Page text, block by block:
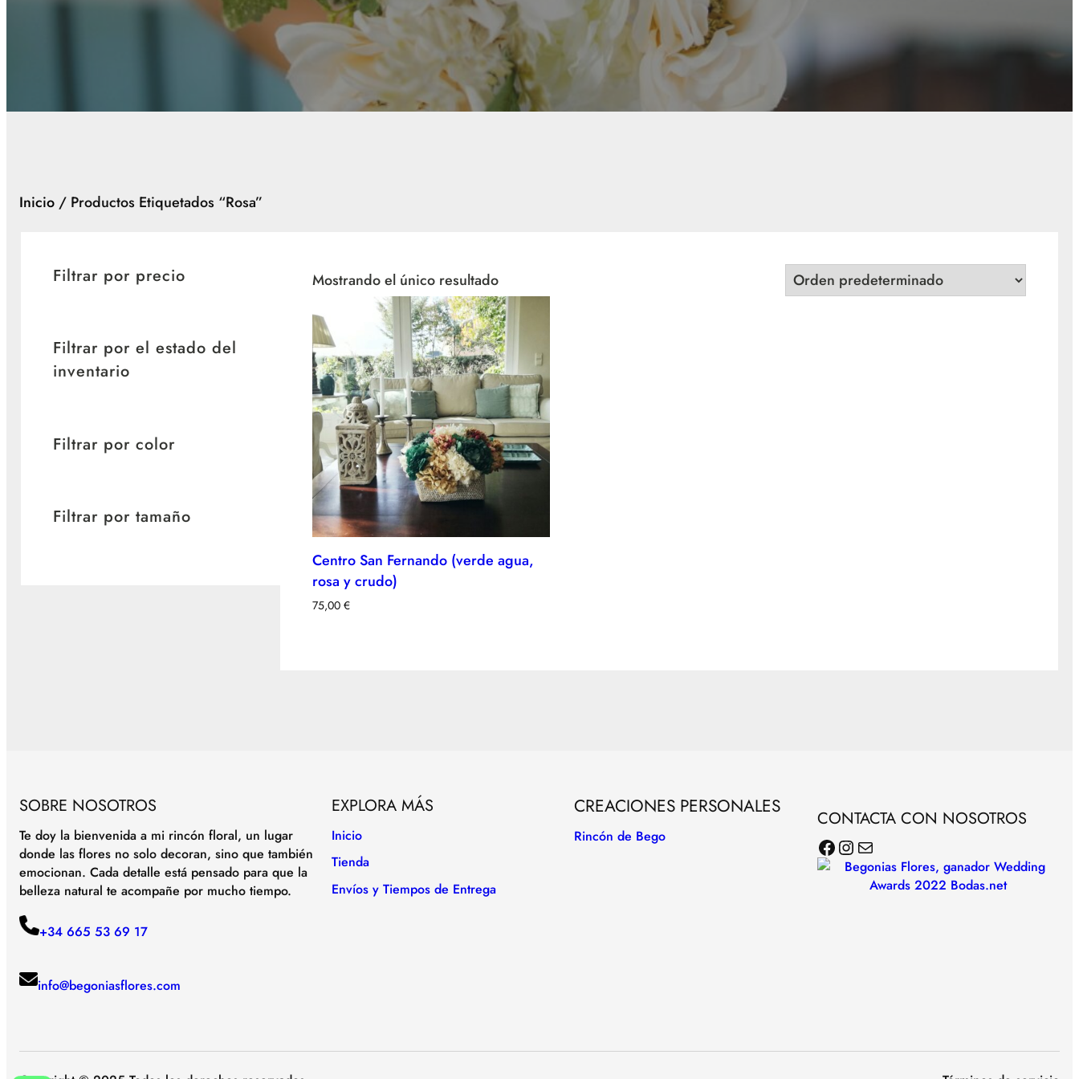
Inicio / Productos Etiquetados “rosa”
Filtrar por precio
Filtrar por el estado del
inventario
Filtrar por color
Filtrar por tamaño
Mostrando el único resultado
Centro San Fernando (verde agua,
rosa y crudo)
75,00 €
SOBRE NOSOTROS
Te doy la bienvenida a mi rincón floral, un lugar
donde las flores no solo decoran, sino que también
emocionan. Cada detalle está pensado para que la
belleza natural te acompañe por mucho tiempo.
+34 665 53 69 17
info@begoniasflores.com
EXPLORA MÁS
Inicio
Tienda
Envíos y Tiempos de Entrega
CREACIONES PERSONALES
Rincón de Bego
CONTACTA CON NOSOTROS
Facebook Instagram Correo electrónico